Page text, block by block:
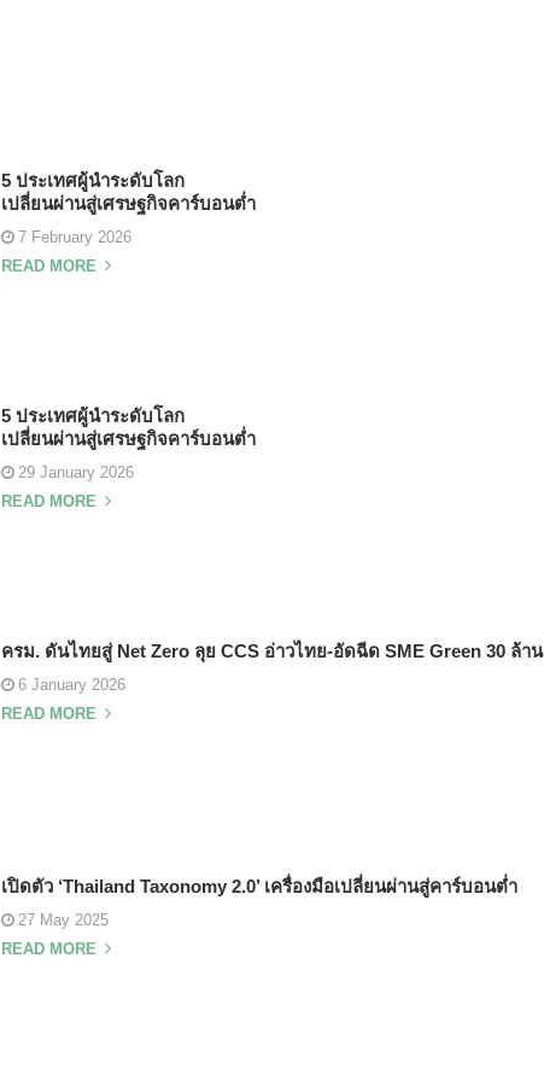
5 ประเทศผู้นำระดับโลก
เปลี่ยนผ่านสู่เศรษฐกิจคาร์บอนต่ำ
7 February 2026
READ MORE
5 ประเทศผู้นำระดับโลก
เปลี่ยนผ่านสู่เศรษฐกิจคาร์บอนต่ำ
29 January 2026
READ MORE
ครม. ดันไทยสู่ Net Zero ลุย CCS อ่าวไทย-อัดฉีด SME Green 30 ล้าน
6 January 2026
READ MORE
เปิดตัว ‘Thailand Taxonomy 2.0’ เครื่องมือเปลี่ยนผ่านสู่คาร์บอนต่ำ
27 May 2025
READ MORE